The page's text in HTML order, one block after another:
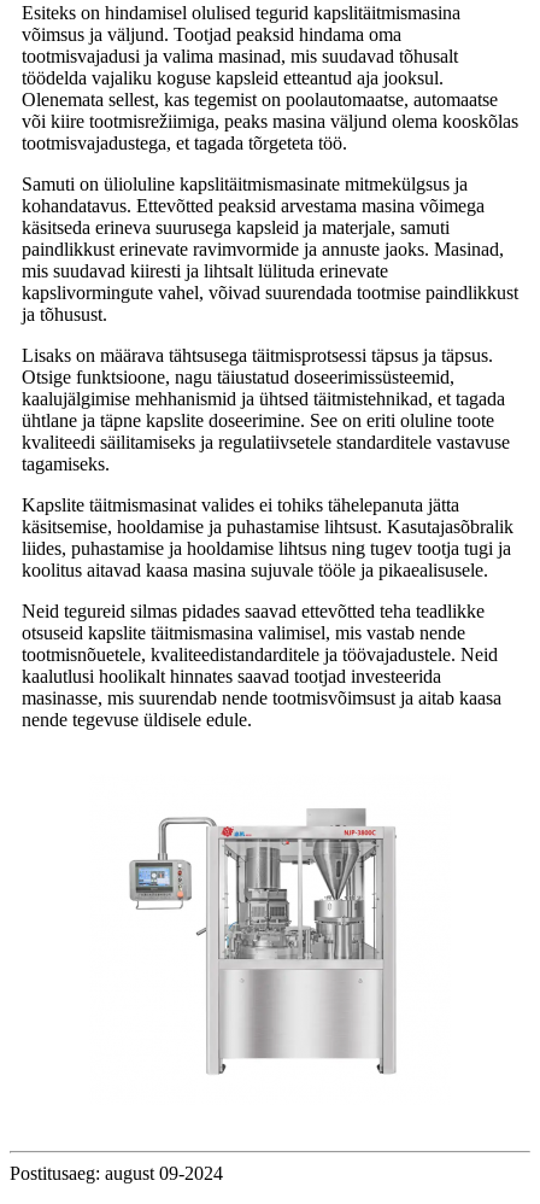
Esiteks on hindamisel olulised tegurid kapslitäitmismasina
võimsus ja väljund. Tootjad peaksid hindama oma
tootmisvajadusi ja valima masinad, mis suudavad tõhusalt
töödelda vajaliku koguse kapsleid etteantud aja jooksul.
Olenemata sellest, kas tegemist on poolautomaatse, automaatse
või kiire tootmisrežiimiga, peaks masina väljund olema kooskõlas
tootmisvajadustega, et tagada tõrgeteta töö.
Samuti on ülioluline kapslitäitmismasinate mitmekülgsus ja
kohandatavus. Ettevõtted peaksid arvestama masina võimega
käsitseda erineva suurusega kapsleid ja materjale, samuti
paindlikkust erinevate ravimvormide ja annuste jaoks. Masinad,
mis suudavad kiiresti ja lihtsalt lülituda erinevate
kapslivormingute vahel, võivad suurendada tootmise paindlikkust
ja tõhusust.
Lisaks on määrava tähtsusega täitmisprotsessi täpsus ja täpsus.
Otsige funktsioone, nagu täiustatud doseerimissüsteemid,
kaalujälgimise mehhanismid ja ühtsed täitmistehnikad, et tagada
ühtlane ja täpne kapslite doseerimine. See on eriti oluline toote
kvaliteedi säilitamiseks ja regulatiivsetele standarditele vastavuse
tagamiseks.
Kapslite täitmismasinat valides ei tohiks tähelepanuta jätta
käsitsemise, hooldamise ja puhastamise lihtsust. Kasutajasõbralik
liides, puhastamise ja hooldamise lihtsus ning tugev tootja tugi ja
koolitus aitavad kaasa masina sujuvale tööle ja pikaealisusele.
Neid tegureid silmas pidades saavad ettevõtted teha teadlikke
otsuseid kapslite täitmismasina valimisel, mis vastab nende
tootmisnõuetele, kvaliteedistandarditele ja töövajadustele. Neid
kaalutlusi hoolikalt hinnates saavad tootjad investeerida
masinasse, mis suurendab nende tootmisvõimsust ja aitab kaasa
nende tegevuse üldisele edule.
Postitusaeg: august 09-2024